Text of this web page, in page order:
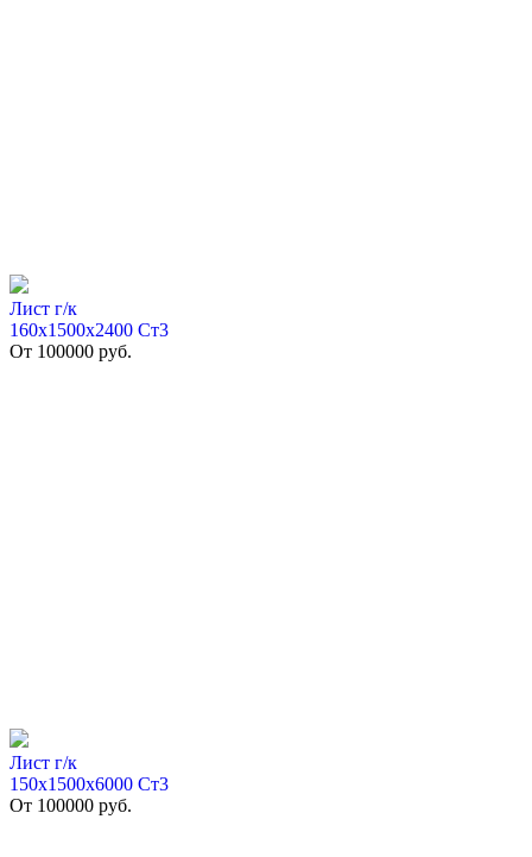
Лист г/к
160х1500х2400 Ст3
От 100000 руб.
Лист г/к
150х1500х6000 Ст3
От 100000 руб.